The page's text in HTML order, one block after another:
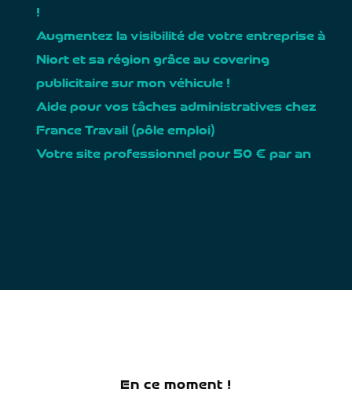
!
Augmentez la visibilité de votre entreprise à
Niort et sa région grâce au covering
publicitaire sur mon véhicule !
Aide pour vos tâches administratives chez
France Travail (pôle emploi)
Votre site professionnel pour 50 € par an
En ce moment !